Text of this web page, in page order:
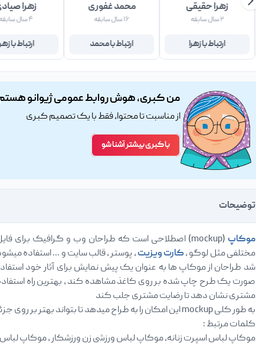
زهرا حقیقی
۲ سال سابقه
ارتباط با زهرا
محمد غفوری
۱۶ سال سابقه
ارتباط با محمد
زهرا
۴ سال سابقه
ارتباط با
من کبری، هوش روابط عمومی ژیوانو
از مناسبت تا محتوا، فقط با یک تصمیم کبری
با کبری بیشتر آشنا شو
توضیحات
موکاپ (mockup) اصطلاحی است که طراحان وب و گرافیک برای فایل پیش نمایش استفاده میکنند ، mockup ها
مختلفی مثل لوگو ،کارت ویزیت
شد طراحان از موکاپ ها به عنوان یک پیش نمایش برای آثار خود
صورت یک طرح چاپ شده بر روی کاغذ مشاهده کند ، بهترین راه
مشتری نشان دهد تا رضایت مشتری جلب کند
به طور کلی mockup این امکان را به طراح میدهد تا بتواند بهتر بر روی جزئیات طرح از جمله انتخاب رنگ ، سایز ، سبک نمایش و … تصمیم گیری کند.
کلمات مرتبط :
موکاپ لباس اسپرت زنانه، موکاپ لباس ورزشی زن ورزشکار ، موکاپ